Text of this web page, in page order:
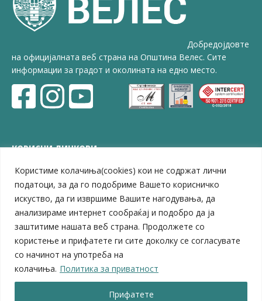
Користиме колачиња(cookies) кои не содржат лични
податоци, за да го подобриме Вашето корисничко
искуство, да ги извршиме Вашите нагодувања, да
анализираме интернет сообраќај и подобро да ја
заштитиме нашата веб страна. Продолжете со
користење и прифатете ги сите доколку се согласувате
со начинот на употреба на
колачиња. Политика за приватност
Прифатете
Добредојдовте
на официјалната веб страна на Општина Велес. Сите
информации за градот и околината на едно место.
КОРИСНИ ЛИНКОВИ
ЗЕЛС – Заедница на единиците на локална самоуправа
Центар за развој на Вардарски плански регион
Јавно комунално претпријатие „Дервен“
ЈПССО „Парк – спорт и паркинзи“
ЛБ „Гоце Делчев“
ЛУ „Народен Музеј“
Влада на Република Северна Македонија
Собрание на Република Северна Македонија
Министерство за финансии
Министерство за транспорт